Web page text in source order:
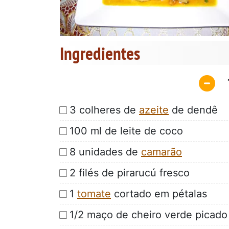
Ingredientes
3 colheres de azeite de dendê
100 ml de leite de coco
8 unidades de camarão
2 filés de pirarucú fresco
1 tomate cortado em pétalas
1/2 maço de cheiro verde picado